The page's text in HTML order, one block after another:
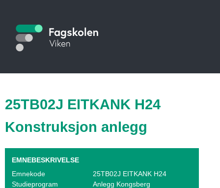
hovedinnhold
S
t
i
k
a
t
25TB02J EITKANK H24
Konstruksjon anlegg
EMNEBESKRIVELSE
Emnekode
25TB02J EITKANK H24
Studieprogram
Anlegg Kongsberg